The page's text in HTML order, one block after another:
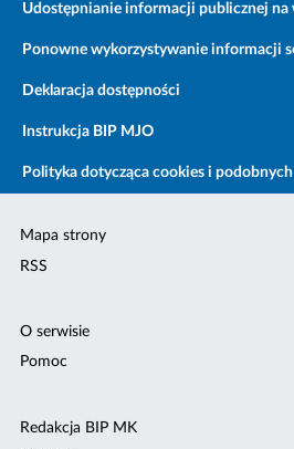
Udostępnianie informacji publicznej na
Ponowne wykorzystywanie informacji
Deklaracja dostępności
Instrukcja BIP MJO
Polityka dotycząca cookies i
Mapa strony
RSS
O serwisie
Pomoc
Redakcja BIP MK